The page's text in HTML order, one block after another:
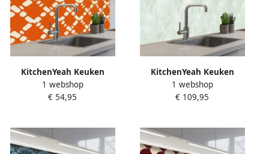
KitchenYeah Keuken
achterwand 100x60 cm
Spatscherm zelfklevend
fornuis
1 webshop
€ 54,95
KitchenYeah Keuken
achterwand 350x60 cm
Spatscherm zelfklevend
Muurbeschermer Spatwand
fornuis
1 webshop
€ 109,95